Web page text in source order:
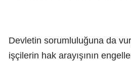
Devletin sorumluluğuna da
işçilerin hak arayışının